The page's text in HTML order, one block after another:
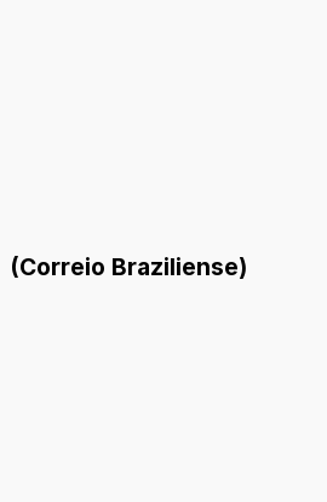
(Correio Braziliense)